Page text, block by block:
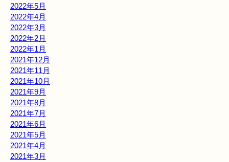
2022年5月
2022年4月
2022年3月
2022年2月
2022年1月
2021年12月
2021年11月
2021年10月
2021年9月
2021年8月
2021年7月
2021年6月
2021年5月
2021年4月
2021年3月